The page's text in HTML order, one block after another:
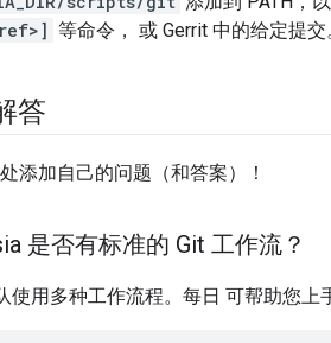
等命令， 或 Gerrit 中的给定提交
答
添加自己的问题（和答案）！
是否有标准的 Git 工作流？
使用多种工作流程。每日 可帮助您上